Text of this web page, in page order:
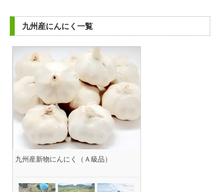
九州産にんにく一覧
九州産新物にんにく（Ａ級品）